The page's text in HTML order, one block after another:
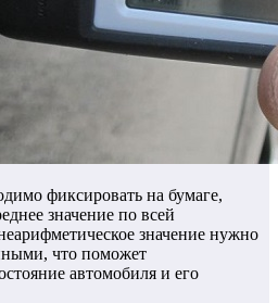
фиксировать на бумаге,
значение по всей
значение нужно
что поможет
автомобиля и его